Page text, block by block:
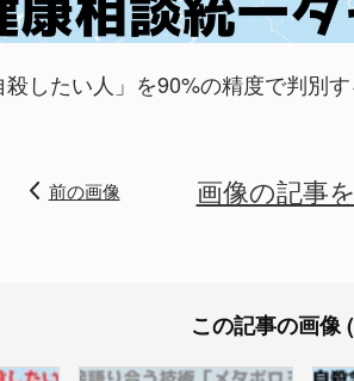
したい人」を90%の精度で判別す
前の画像 画像の記事
この記事の画像